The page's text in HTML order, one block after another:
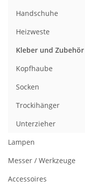
Handschuhe
Heizweste
Kleber und Zubehör
Kopfhaube
Socken
Trockihänger
Unterzieher
Lampen
Messer / Werkzeuge
Accessoires